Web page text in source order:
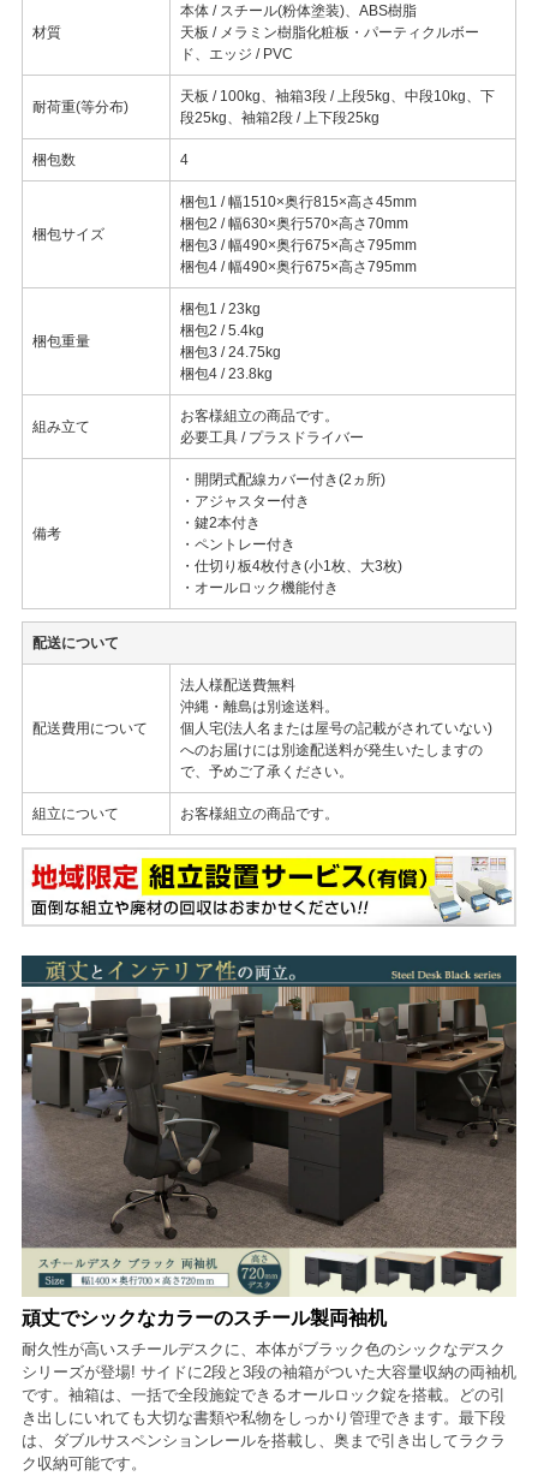
材質
本体 / スチール(粉体塗装)、ABS樹脂
天板 / メラミン樹脂化粧板・パーティクルボー
ド、エッジ / PVC
耐荷重(等分布)
天板 / 100kg、袖箱3段 / 上段5kg、中段10kg、下
段25kg、袖箱2段 / 上下段25kg
梱包数 4
梱包サイズ
梱包1 / 幅1510×奥行815×高さ45mm
梱包2 / 幅630×奥行570×高さ70mm
梱包3 / 幅490×奥行675×高さ795mm
梱包4 / 幅490×奥行675×高さ795mm
梱包重量
梱包1 / 23kg
梱包2 / 5.4kg
梱包3 / 24.75kg
梱包4 / 23.8kg
組み立て
お客様組立の商品です。
必要工具 / プラスドライバー
備考
・開閉式配線カバー付き(2ヵ所)
・アジャスター付き
・鍵2本付き
・ペントレー付き
・仕切り板4枚付き(小1枚、大3枚)
・オールロック機能付き
配送について
配送費用について
法人様配送費無料
沖縄・離島は別途送料。
個人宅(法人名または屋号の記載がされていない)
へのお届けには別途配送料が発生いたしますの
で、予めご了承ください。
組立について お客様組立の商品です。
頑丈でシックなカラーのスチール製両袖机
耐久性が高いスチールデスクに、本体がブラック色のシックなデスク
シリーズが登場! サイドに2段と3段の袖箱がついた大容量収納の両袖机
です。袖箱は、一括で全段施錠できるオールロック錠を搭載。どの引
き出しにいれても大切な書類や私物をしっかり管理できます。最下段
は、ダブルサスペンションレールを搭載し、奥まで引き出してラクラ
ク収納可能です。